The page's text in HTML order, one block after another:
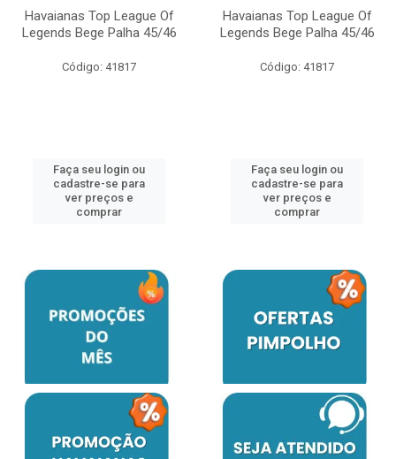
Havaianas Top League Of
Legends Bege Palha 45/46
Código: 41817
Faça seu login ou
cadastre-se para
ver preços e
comprar
Havaianas Top League Of
Legends Bege Palha 45/46
Código: 41817
Faça seu login ou
cadastre-se para
ver preços e
comprar